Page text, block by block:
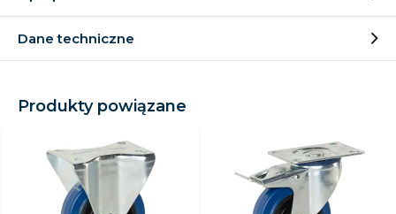
Dane techniczne
Produkty powiązane